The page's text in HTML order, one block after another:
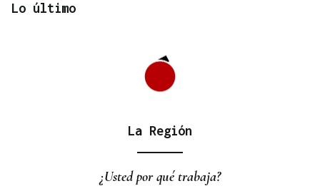
Barcelona, su primer buque propulsado por GNL
Lo último
La Región
¿Usted por qué trabaja?